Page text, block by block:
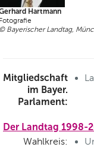
Hartmann
Bayerischer Landtag,
Mitgliedschaft
im Bayer.
Parlament:
Der Landtag 1998-
Wahlkreis: